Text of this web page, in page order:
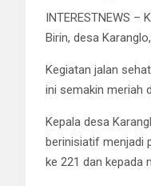
INTERESTNEWS
Birin, desa
Kegiatan jalan
ini semakin meriah
Kepala desa
berinisiatif menjadi
ke 221 dan kepada